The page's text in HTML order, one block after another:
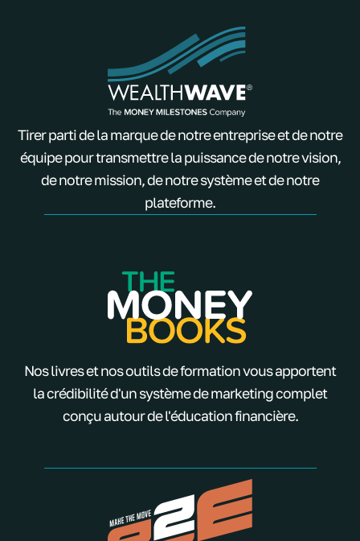
Tirer parti de la marque de notre entreprise et de notre
équipe pour transmettre la puissance de notre vision,
de notre mission, de notre système et de notre
plateforme.
Nos livres et nos outils de formation vous apportent
la crédibilité d'un système de marketing complet
conçu autour de l'éducation financière.